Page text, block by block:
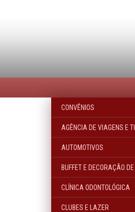
CONVÊNIOS
AGÊNCIA DE VIAGENS E
AUTOMOTIVOS
BUFFET E DECORAÇÃO
CLÍNICA ODONTOLÓGICA
CLUBES E LAZER